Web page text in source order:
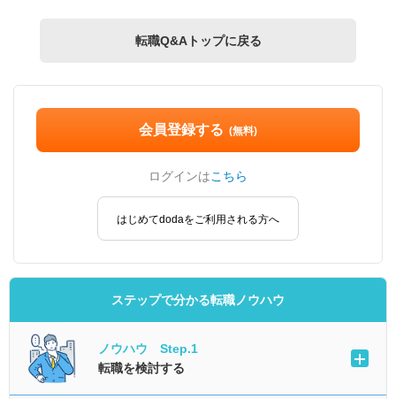
転職Q&Aトップに戻る
会員登録する (無料)
ログインはこちら
はじめてdodaをご利用される方へ
ステップで分かる転職ノウハウ
ノウハウ Step.1
転職を検討する